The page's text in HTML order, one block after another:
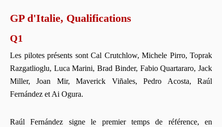
GP d'Italie, Qualifications
Q1
Les pilotes présents sont Cal Crutchlow, Michele Pirro, Toprak
Razgatlioglu, Luca Marini, Brad Binder, Fabio Quartararo, Jack
Miller, Joan Mir, Maverick Viñales, Pedro Acosta, Raúl
Fernández et Ai Ogura.
Raúl Fernández signe le premier temps de référence, en